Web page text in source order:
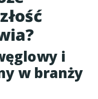
i
w branży